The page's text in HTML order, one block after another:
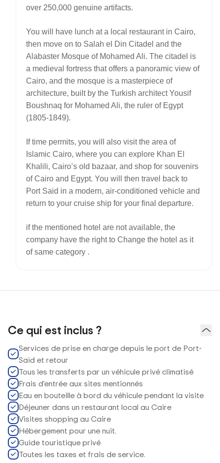
over 250,000 genuine artifacts.
You will have lunch at a local restaurant in Cairo,
then move on to Salah el Din Citadel and the
Alabaster Mosque of Mohamed Ali. The citadel is
a medieval fortress that offers a panoramic view of
Cairo, and the mosque is a masterpiece of
architecture, built by the Turkish architect Yousif
Boushnaq for Mohamed Ali, the ruler of Egypt
(1805-1849).
If time permits, you will also visit the area of
Islamic Cairo, where you can explore Khan El
Khalili, Cairo’s old bazaar, and shop for souvenirs
of Cairo and Egypt. You will then travel back to
Port Said in a modern, air-conditioned vehicle and
return to your cruise ship for your final departure.
if the mentioned hotel are not available, the
company have the right to Change the hotel as it
of same category .
Ce qui est inclus ?
Services de prise en charge depuis le port de Port-
Saïd et retour
Tous les transferts par un véhicule privé climatisé
Frais d'entrée aux sites mentionnés
Eau en bouteille à bord du véhicule pendant la visite
Déjeuner dans un restaurant local au Caire
Visites shopping au Caire
Hébergement pour une nuit.
Guide touristique privé
Toutes les taxes et frais de service.